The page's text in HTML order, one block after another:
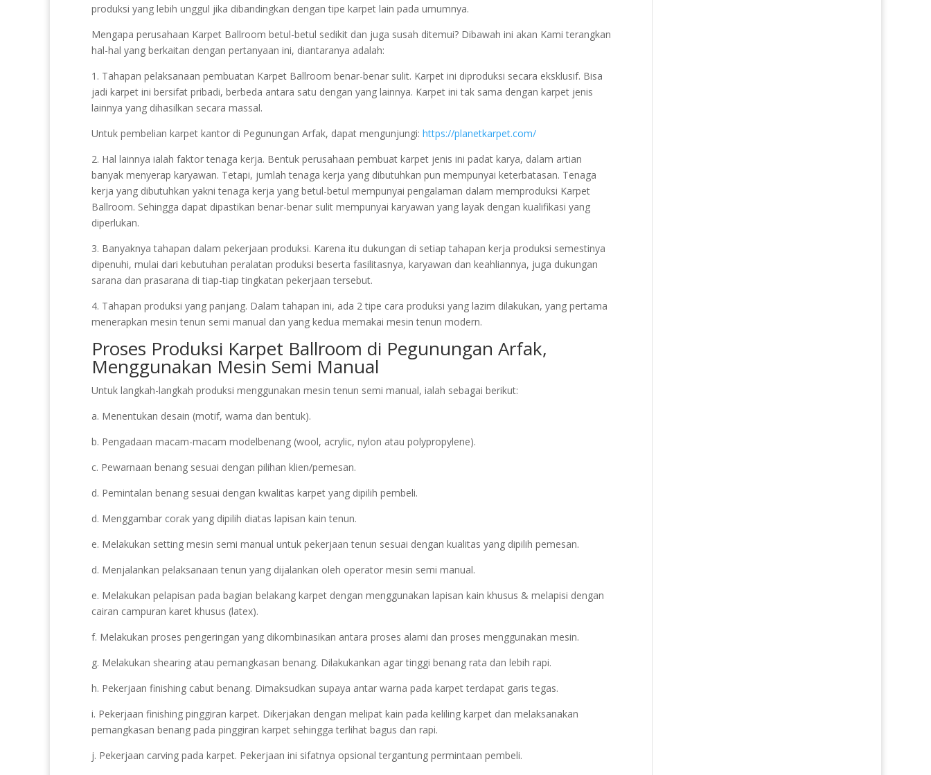
produksi yang lebih unggul jika dibandingkan dengan tipe karpet lain pada umumnya.
Mengapa perusahaan Karpet Ballroom betul-betul sedikit dan juga susah ditemui? Dibawah ini akan Kami terangkan
hal-hal yang berkaitan dengan pertanyaan ini, diantaranya adalah:
1. Tahapan pelaksanaan pembuatan Karpet Ballroom benar-benar sulit. Karpet ini diproduksi secara eksklusif. Bisa
jadi karpet ini bersifat pribadi, berbeda antara satu dengan yang lainnya. Karpet ini tak sama dengan karpet jenis
lainnya yang dihasilkan secara massal.
Untuk pembelian karpet kantor di Pegunungan Arfak, dapat mengunjungi: https://planetkarpet.com/
2. Hal lainnya ialah faktor tenaga kerja. Bentuk perusahaan pembuat karpet jenis ini padat karya, dalam artian
banyak menyerap karyawan. Tetapi, jumlah tenaga kerja yang dibutuhkan pun mempunyai keterbatasan. Tenaga
kerja yang dibutuhkan yakni tenaga kerja yang betul-betul mempunyai pengalaman dalam memproduksi Karpet
Ballroom. Sehingga dapat dipastikan benar-benar sulit mempunyai karyawan yang layak dengan kualifikasi yang
diperlukan.
3. Banyaknya tahapan dalam pekerjaan produksi. Karena itu dukungan di setiap tahapan kerja produksi semestinya
dipenuhi, mulai dari kebutuhan peralatan produksi beserta fasilitasnya, karyawan dan keahliannya, juga dukungan
sarana dan prasarana di tiap-tiap tingkatan pekerjaan tersebut.
4. Tahapan produksi yang panjang. Dalam tahapan ini, ada 2 tipe cara produksi yang lazim dilakukan, yang pertama
menerapkan mesin tenun semi manual dan yang kedua memakai mesin tenun modern.
Proses Produksi Karpet Ballroom di Pegunungan Arfak,
Menggunakan Mesin Semi Manual
Untuk langkah-langkah produksi menggunakan mesin tenun semi manual, ialah sebagai berikut:
a. Menentukan desain (motif, warna dan bentuk).
b. Pengadaan macam-macam modelbenang (wool, acrylic, nylon atau polypropylene).
c. Pewarnaan benang sesuai dengan pilihan klien/pemesan.
d. Pemintalan benang sesuai dengan kwalitas karpet yang dipilih pembeli.
d. Menggambar corak yang dipilih diatas lapisan kain tenun.
e. Melakukan setting mesin semi manual untuk pekerjaan tenun sesuai dengan kualitas yang dipilih pemesan.
d. Menjalankan pelaksanaan tenun yang dijalankan oleh operator mesin semi manual.
e. Melakukan pelapisan pada bagian belakang karpet dengan menggunakan lapisan kain khusus & melapisi dengan
cairan campuran karet khusus (latex).
f. Melakukan proses pengeringan yang dikombinasikan antara proses alami dan proses menggunakan mesin.
g. Melakukan shearing atau pemangkasan benang. Dilakukankan agar tinggi benang rata dan lebih rapi.
h. Pekerjaan finishing cabut benang. Dimaksudkan supaya antar warna pada karpet terdapat garis tegas.
i. Pekerjaan finishing pinggiran karpet. Dikerjakan dengan melipat kain pada keliling karpet dan melaksanakan
pemangkasan benang pada pinggiran karpet sehingga terlihat bagus dan rapi.
j. Pekerjaan carving pada karpet. Pekerjaan ini sifatnya opsional tergantung permintaan pembeli.